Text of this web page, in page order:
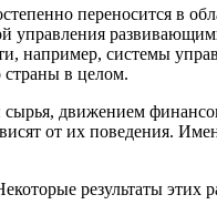
переносится в
управления
например, системы
страны в целом.
сырья, движением
от их пове­дения.
результаты этих